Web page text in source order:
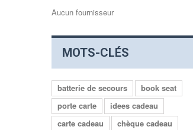
Aucun fournisseur
MOTS-CLÉS
batterie de secours
book seat
porte carte
idees cadeau
carte cadeau
chèque cadeau